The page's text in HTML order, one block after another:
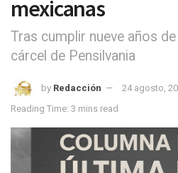
mexicanas
Tras cumplir nueve años
cárcel de Pensilvania
by Redacción
24 agosto,
Reading Time: 3 mins read